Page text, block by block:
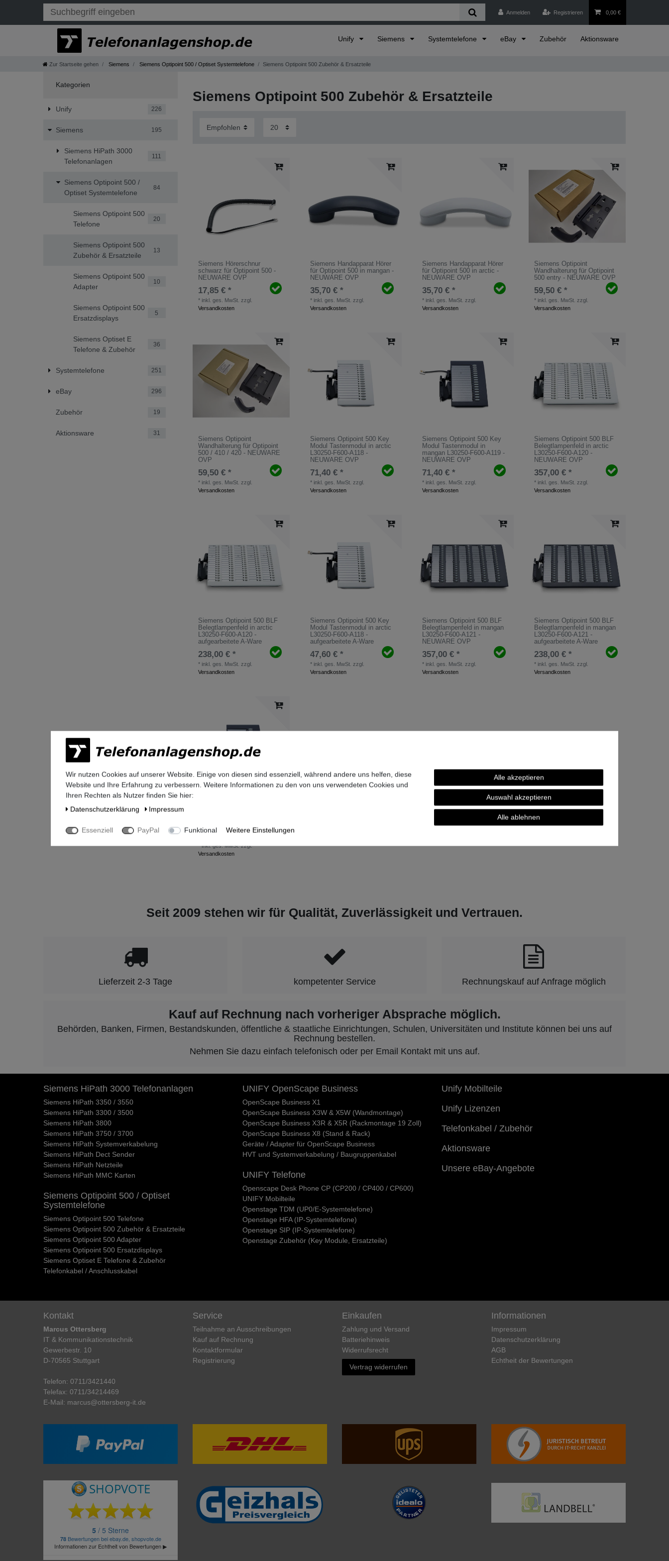
Anmelden Registrieren 0,00 €
Unify Siemens Systemtelefone eBay Zubehör Aktionsware
Zur Startseite gehen Siemens Siemens Optipoint 500 / Optiset Systemtelefone Siemens Optipoint 500 Zubehör & Ersatzteile
Kategorien
Unify 226
Siemens 195
Siemens HiPath 3000
Telefonanlagen
111
Siemens Optipoint 500 /
Optiset Systemtelefone
84
Siemens Optipoint 500
Telefone
20
Siemens Optipoint 500
Zubehör & Ersatzteile
13
Siemens Optipoint 500
Adapter
10
Siemens Optipoint 500
Ersatzdisplays
5
Siemens Optiset E
Telefone & Zubehör
36
Systemtelefone 251
eBay 296
Zubehör 19
Aktionsware 31
Siemens Optipoint 500 Zubehör & Ersatzteile
Siemens Hörerschnur
schwarz für Optipoint 500 -
NEUWARE OVP
17,85 € *
* inkl. ges. MwSt. zzgl.
Versandkosten
Siemens Handapparat Hörer
für Optipoint 500 in mangan -
NEUWARE OVP
35,70 € *
* inkl. ges. MwSt. zzgl.
Versandkosten
Siemens Handapparat Hörer
für Optipoint 500 in arctic -
NEUWARE OVP
35,70 € *
* inkl. ges. MwSt. zzgl.
Versandkosten
Siemens Optipoint
Wandhalterung für Optipoint
500 entry - NEUWARE OVP
59,50 € *
* inkl. ges. MwSt. zzgl.
Versandkosten
Siemens Optipoint
Wandhalterung für Optipoint
500 / 410 / 420 - NEUWARE
OVP
59,50 € *
* inkl. ges. MwSt. zzgl.
Versandkosten
Siemens Optipoint 500 Key
Modul Tastenmodul in arctic
L30250-F600-A118 -
NEUWARE OVP
71,40 € *
* inkl. ges. MwSt. zzgl.
Versandkosten
Siemens Optipoint 500 Key
Modul Tastenmodul in
mangan L30250-F600-A119 -
NEUWARE OVP
71,40 € *
* inkl. ges. MwSt. zzgl.
Versandkosten
Siemens Optipoint 500 BLF
Belegtlampenfeld in arctic
L30250-F600-A120 -
NEUWARE OVP
357,00 € *
* inkl. ges. MwSt. zzgl.
Versandkosten
Siemens Optipoint 500 BLF
Belegtlampenfeld in arctic
L30250-F600-A120 -
aufgearbeitete A-Ware
238,00 € *
* inkl. ges. MwSt. zzgl.
Versandkosten
Siemens Optipoint 500 Key
Modul Tastenmodul in arctic
L30250-F600-A118 -
aufgearbeitete A-Ware
47,60 € *
* inkl. ges. MwSt. zzgl.
Versandkosten
Siemens Optipoint 500 BLF
Belegtlampenfeld in mangan
L30250-F600-A121 -
NEUWARE OVP
357,00 € *
* inkl. ges. MwSt. zzgl.
Versandkosten
Siemens Optipoint 500 BLF
Belegtlampenfeld in mangan
L30250-F600-A121 -
aufgearbeitete A-Ware
238,00 € *
* inkl. ges. MwSt. zzgl.
Versandkosten
*inkl. ges. MwSt.zzgl.
Versandkosten
Seit 2009 stehen wir für Qualität, Zuverlässigkeit und Vertrauen.
Lieferzeit 2-3 Tage kompetenter Service Rechnungskauf auf Anfrage möglich
Kauf auf Rechnung nach vorheriger Absprache möglich.
Behörden, Banken, Firmen, Bestandskunden, öffentliche & staatliche Einrichtungen, Schulen, Universitäten und Institute können bei uns auf
Rechnung bestellen.
Nehmen Sie dazu einfach telefonisch oder per Email Kontakt mit uns auf.
Siemens HiPath 3000 Telefonanlagen
Siemens HiPath 3350 / 3550
Siemens HiPath 3300 / 3500
Siemens HiPath 3800
Siemens HiPath 3750 / 3700
Siemens HiPath Systemverkabelung
Siemens HiPath Dect Sender
Siemens HiPath Netzteile
Siemens HiPath MMC Karten
Siemens Optipoint 500 / Optiset
Systemtelefone
Siemens Optipoint 500 Telefone
Siemens Optipoint 500 Zubehör & Ersatzteile
Siemens Optipoint 500 Adapter
Siemens Optipoint 500 Ersatzdisplays
Siemens Optiset E Telefone & Zubehör
Telefonkabel / Anschlusskabel
UNIFY OpenScape Business
OpenScape Business X1
OpenScape Business X3W & X5W (Wandmontage)
OpenScape Business X3R & X5R (Rackmontage 19 Zoll)
OpenScape Business X8 (Stand & Rack)
Geräte / Adapter für OpenScape Business
HVT und Systemverkabelung / Baugruppenkabel
UNIFY Telefone
Openscape Desk Phone CP (CP200 / CP400 / CP600)
UNIFY Mobilteile
Openstage TDM (UP0/E-Systemtelefone)
Openstage HFA (IP-Systemtelefone)
Openstage SIP (IP-Systemtelefone)
Openstage Zubehör (Key Module, Ersatzteile)
Unify Mobilteile
Unify Lizenzen
Telefonkabel / Zubehör
Aktionsware
Unsere eBay-Angebote
Kontakt
Marcus Ottersberg
IT & Kommunikationstechnik
Gewerbestr. 10
D-70565 Stuttgart
Telefon: 0711/3421440
Telefax: 0711/34214469
E-Mail: marcus@ottersberg-it.de
Service
Teilnahme an Ausschreibungen
Kauf auf Rechnung
Kontaktformular
Registrierung
Einkaufen
Zahlung und Versand
Batteriehinweis
Widerrufs­recht
Vertrag widerrufen
Informationen
Impressum
Daten­schutz­erklärung
AGB
Echtheit der Bewertungen
Wir nutzen Cookies auf unserer Website. Einige von diesen sind essenziell, während andere uns helfen, diese
Website und Ihre Erfahrung zu verbessern. Weitere Informationen zu den von uns verwendeten Cookies und
Ihren Rechten als Nutzer finden Sie hier:
Daten­schutz­erklärung
Impressum
Essenziell PayPal Funktional Weitere Einstellungen
Alle akzeptieren
Auswahl akzeptieren
Alle ablehnen